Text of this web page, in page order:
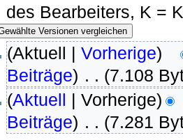
des Bearbeiters, K =
(Aktuell | Vorherige)
Beiträge) . . (7.108
(Aktuell | Vorherige)
Beiträge) . . (7.281